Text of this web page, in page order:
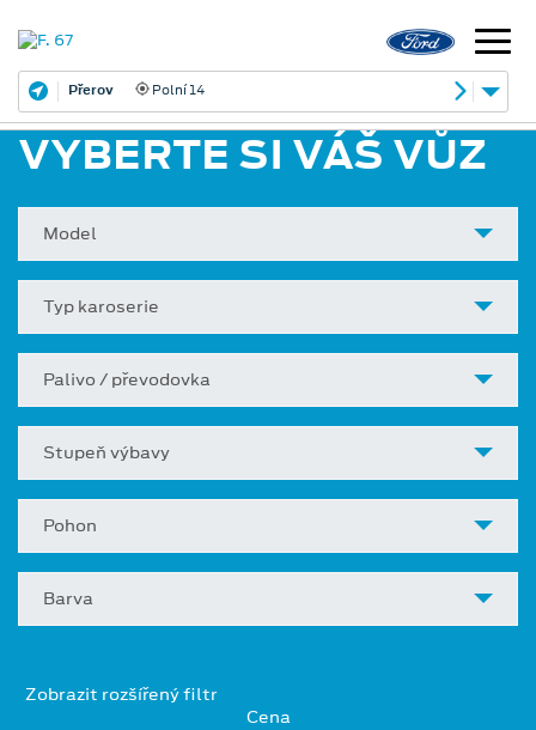
Přerov Polní 14
VYBERTE SI VÁŠ VŮZ
Model
Typ karoserie
Palivo / převodovka
Stupeň výbavy
Pohon
Barva
Zobrazit rozšířený filtr
Cena